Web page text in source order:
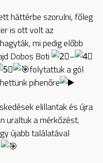
háttérbe szorulni, főleg
is ott volt az
mi pedig előbb
Dobos Boti
–
folytattuk a gól
pihenőre
elillantak és újra
uraltuk a mérkőzést.
újabb találatával